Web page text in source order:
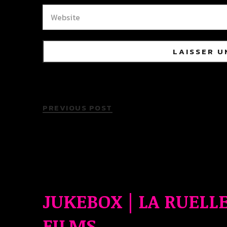
PREVIOUS POST
JUKEBOX | LA